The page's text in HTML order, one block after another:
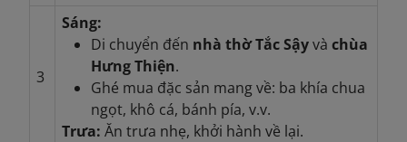
3
Sáng:
Di chuyển đến nhà thờ Tắc Sậyvà chùa
Hưng Thiện.
Ghé mua đặc sản mang về: ba khía chua
ngọt, khô cá, bánh pía, v.v.
Trưa: Ăn trưa nhẹ, khởi hành về lại.